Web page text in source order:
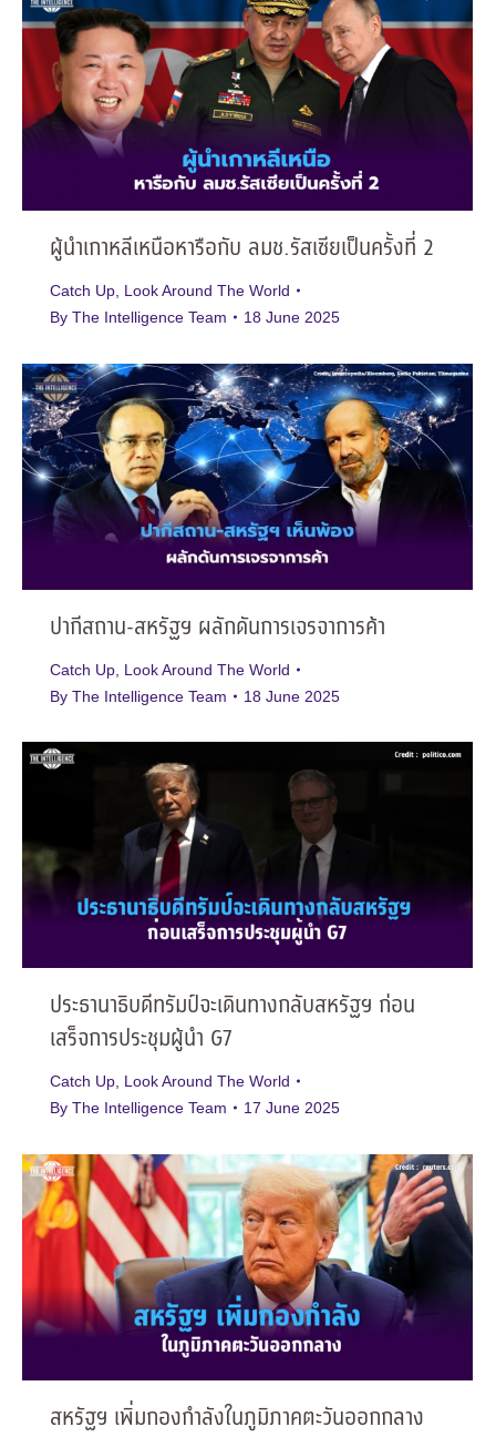
ผู้นำเกาหลีเหนือหารือกับ ลมช.รัสเซียเป็นครั้งที่ 2
Catch Up Look Around The World
By The Intelligence Team 18 June 2025
ปากีสถาน-สหรัฐฯ ผลักดันการเจรจาการค้า
Catch Up Look Around The World
By The Intelligence Team 18 June 2025
ประธานาธิบดีทรัมป์จะเดินทางกลับสหรัฐฯ ก่อน
เสร็จการประชุมผู้นำ G7
Catch Up Look Around The World
By The Intelligence Team 17 June 2025
สหรัฐฯ เพิ่มกองกำลังในภูมิภาคตะวันออกกลาง